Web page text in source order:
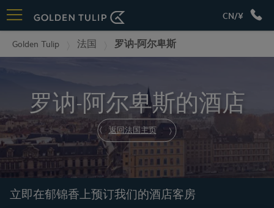
CN/¥
Golden Tulip 法国 罗讷-阿尔卑斯
罗讷-阿尔卑斯的酒店
返回法国主页
立即在郁锦香上预订我们的酒店客房